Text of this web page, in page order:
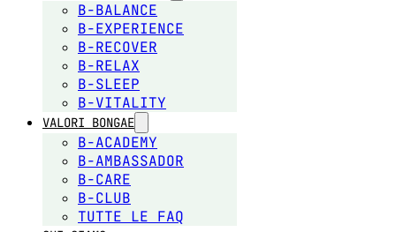
B-BALANCE
B-EXPERIENCE
B-RECOVER
B-RELAX
B-SLEEP
B-VITALITY
VALORI BONGAE
B-ACADEMY
B-AMBASSADOR
B-CARE
B-CLUB
TUTTE LE FAQ